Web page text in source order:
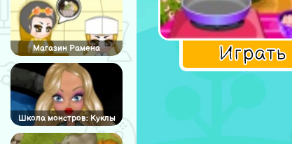
Магазин Рамена
Школа монстров: Куклы
Играть